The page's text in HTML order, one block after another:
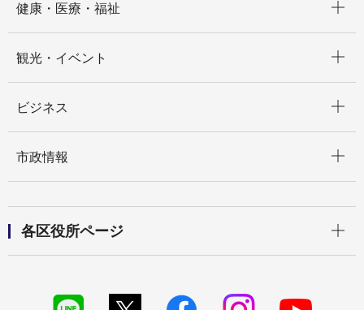
健康・医療・福祉
観光・イベント
ビジネス
市政情報
各区役所ページ